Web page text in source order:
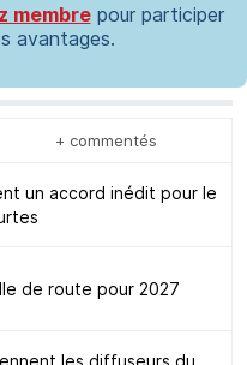
membrepour participer
avantages.
+ commentés
un accord inédit pour le
de route pour 2027
les diffuseurs du